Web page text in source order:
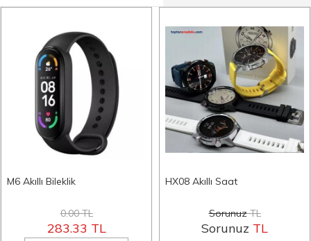
M6 Akıllı Bileklik
0.00 TL
283.33 TL
HX08 Akıllı Saat
SorunuzTL
Sorunuz TL